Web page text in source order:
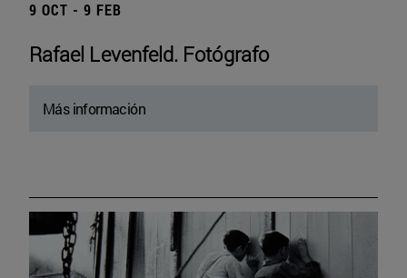
9 OCT - 9 FEB
Rafael Levenfeld. Fotógrafo
Más información